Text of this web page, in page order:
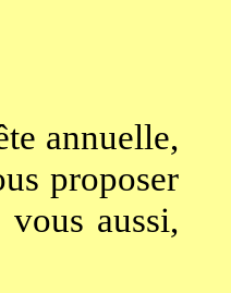
annuelle,
proposer
aussi,